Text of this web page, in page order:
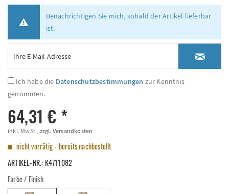
Benachrichtigen Sie mich, sobald der Artikel lieferbar
ist.
Ich habe die Datenschutzbestimmungen zur Kenntnis
genommen.
64,31 € *
inkl. MwSt., zzgl. Versandkosten
nicht vorrätig - bereits nachbestellt
ARTIKEL-NR.:K4711082
Farbe / Finish